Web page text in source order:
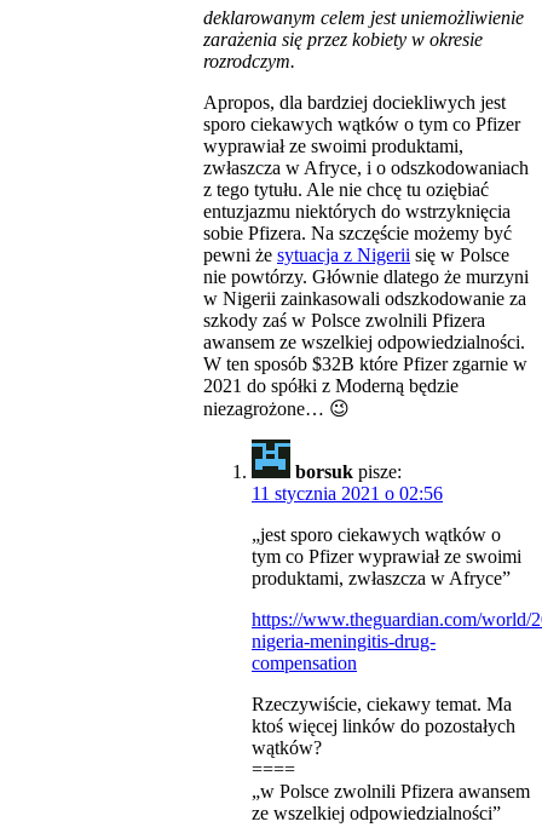
deklarowanym celem jest uniemożliwienie
zarażenia się przez kobiety w okresie
rozrodczym.
Apropos, dla bardziej dociekliwych jest
sporo ciekawych wątków o tym co Pfizer
wyprawiał ze swoimi produktami,
zwłaszcza w Afryce, i o odszkodowaniach
z tego tytułu. Ale nie chcę tu oziębiać
entuzjazmu niektórych do wstrzyknięcia
sobie Pfizera. Na szczęście możemy być
pewni że sytuacja z Nigerii się w Polsce
nie powtórzy. Głównie dlatego że murzyni
w Nigerii zainkasowali odszkodowanie za
szkody zaś w Polsce zwolnili Pfizera
awansem ze wszelkiej odpowiedzialności.
W ten sposób $32B które Pfizer zgarnie w
2021 do spółki z Moderną będzie
niezagrożone… 😉
borsuk pisze:
11 stycznia 2021 o 02:56
„jest sporo ciekawych wątków o
tym co Pfizer wyprawiał ze swoimi
produktami, zwłaszcza w Afryce”
https://www.theguardian.com/world/
nigeria-meningitis-drug-
compensation
Rzeczywiście, ciekawy temat. Ma
ktoś więcej linków do pozostałych
wątków?
====
„w Polsce zwolnili Pfizera awansem
ze wszelkiej odpowiedzialności”